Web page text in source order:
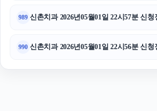
989 신촌치과 2026년05월01일 22시57분 신청
990 신촌치과 2026년05월01일 22시56분 신청